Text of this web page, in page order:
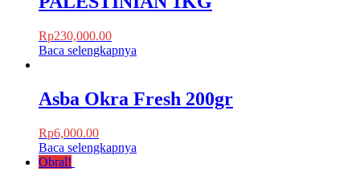
Rp230,000.00
Baca selengkapnya
Asba Okra Fresh 200gr
Rp6,000.00
Baca selengkapnya
Obral!